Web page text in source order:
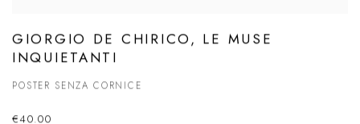
GIORGIO DE CHIRICO, LE MUSE
INQUIETANTI
POSTER SENZA CORNICE
€40.00